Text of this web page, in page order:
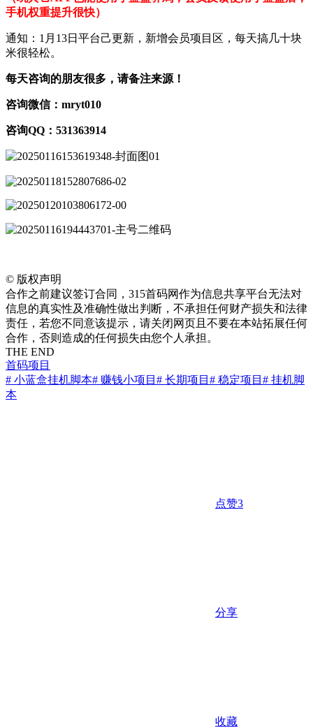
手机权重提升很快）
通知：1月13日平台己更新，新增会员项目区，每天搞几十块
米很轻松。
每天咨询的朋友很多，请备注来源！
咨询微信：mryt010
咨询QQ：531363914
© 版权声明
合作之前建议签订合同，315首码网作为信息共享平台无法对
信息的真实性及准确性做出判断，不承担任何财产损失和法律
责任，若您不同意该提示，请关闭网页且不要在本站拓展任何
合作，否则造成的任何损失由您个人承担。
THE END
首码项目
# 小蓝盒挂机脚本# 赚钱小项目 # 长期项目 # 稳定项目 # 挂机脚
本
点赞3
分享
收藏